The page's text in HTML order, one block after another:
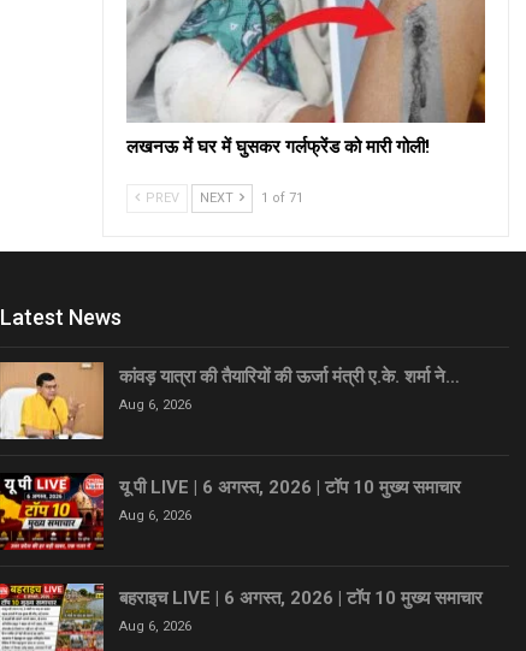
लखनऊ में घर में घुसकर गर्लफ्रेंड को मारी गोली!
PREV NEXT 1 of 71
Latest News
कांवड़ यात्रा की तैयारियों की ऊर्जा मंत्री ए.के. शर्मा ने…
Aug 6, 2026
यू पी LIVE | 6 अगस्त, 2026 | टॉप 10 मुख्य समाचार
Aug 6, 2026
बहराइच LIVE | 6 अगस्त, 2026 | टॉप 10 मुख्य समाचार
Aug 6, 2026